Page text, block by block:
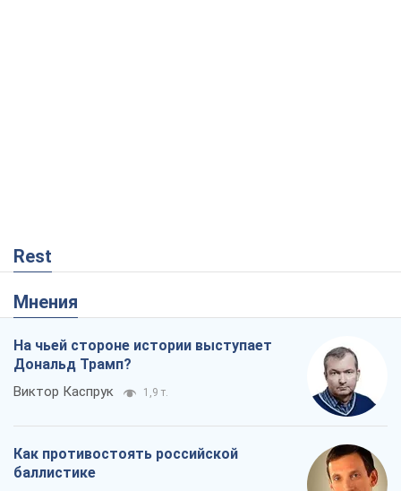
Rest
Мнения
На чьей стороне истории выступает
Дональд Трамп?
Виктор Каспрук 1,9 т.
Как противостоять российской
баллистике